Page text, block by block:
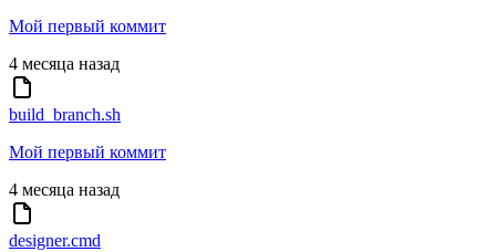
Мой первый коммит
4 месяца назад
build_branch.sh
Мой первый коммит
4 месяца назад
designer.cmd